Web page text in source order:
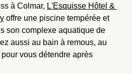
à Colmar, L'Esquisse Hôtel &
offre une piscine tempérée et
son complexe aquatique de
aussi au bain à remous, au
vous détendre après